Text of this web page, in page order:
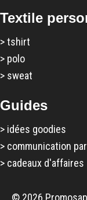
Textile
>tshirt
> polo
> sweat
Guides
> idées goodies
> communication
> cadeaux d'affaires
© 2026